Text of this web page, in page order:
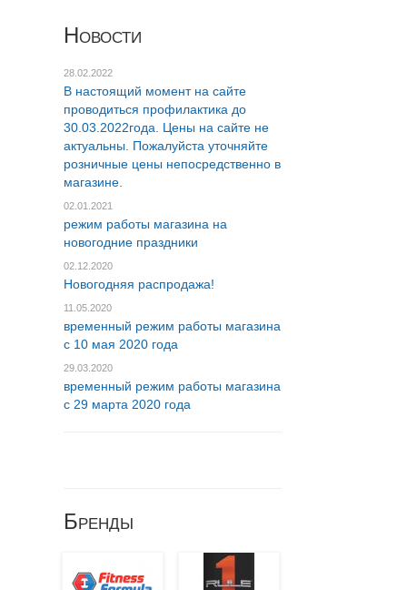
Новости
28.02.2022
В настоящий момент на сайте
проводиться профилактика до
30.03.2022года. Цены на сайте не
актуальны. Пожалуйста уточняйте
розничные цены непосредственно в
магазине.
02.01.2021
режим работы магазина на
новогодние праздники
02.12.2020
Новогодняя распродажа!
11.05.2020
временный режим работы магазина
c 10 мая 2020 года
29.03.2020
временный режим работы магазина
c 29 марта 2020 года
Бренды